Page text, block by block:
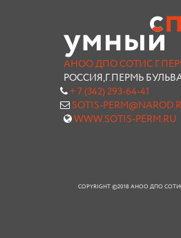
АНОО ДПО СОТИС
РОССИЯ,Г.ПЕРМЬ
+ 7 (342) 293-64-41
SOTIS-
WWW.SOTIS-PERM.RU
COPYRIGHT ©2018 АНОО ДПО